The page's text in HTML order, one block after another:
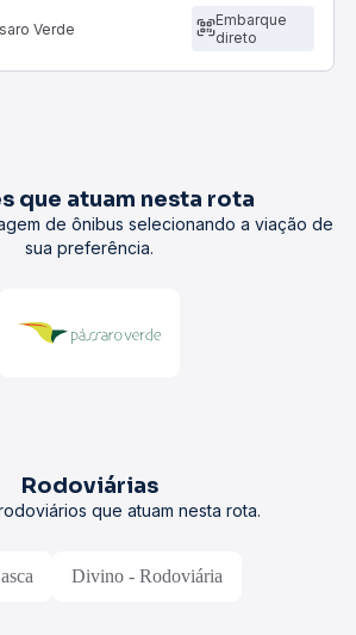
Verde
Embarque
direto
que atuam nesta rota
de ônibus selecionando a viação de
sua preferência.
Rodoviárias
que atuam nesta rota.
Divino - Rodoviária